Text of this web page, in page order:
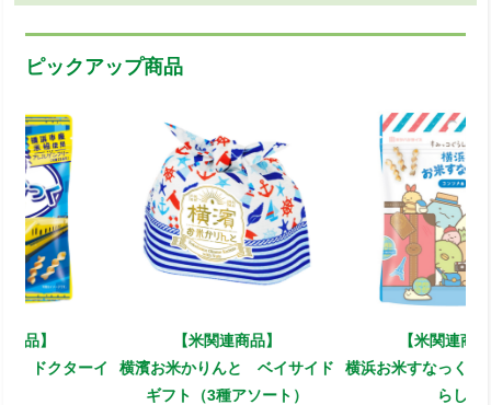
ピックアップ商品
【米関連商品】
横濱お米かりんと ベイサイド
ギフト（3種アソート）
【米関連商品】
横浜お米すなっく すみっコぐ